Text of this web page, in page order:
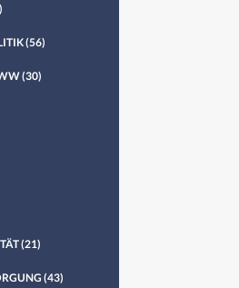
(56)
(30)
(21)
(43)